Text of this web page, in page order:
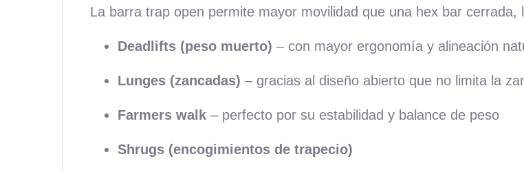
La barra trap open permite mayor movilidad que una hex bar cerrada,
Deadlifts (peso muerto) – con mayor ergonomía y alineación
Lunges (zancadas) – gracias al diseño abierto que no limita la
Farmers walk– perfecto por su estabilidad y balance de peso
Shrugs (encogimientos de trapecio)